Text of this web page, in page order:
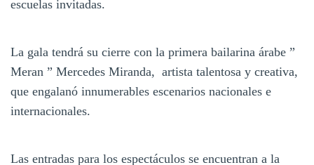
escuelas invitadas.
La gala tendrá su cierre con la primera bailarina árabe ”
Meran ” Mercedes Miranda, artista talentosa y creativa,
que engalanó innumerables escenarios nacionales e
internacionales.
Las entradas para los espectáculos se encuentran a la